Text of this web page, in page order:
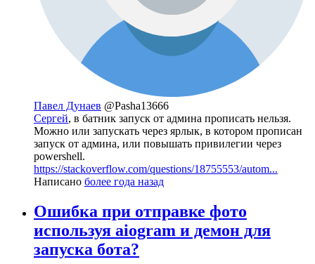
Павел Дунаев @Pasha13666
Сергей, в батник запуск от админа прописать нельзя.
Можно или запускать через ярлык, в котором прописан
запуск от админа, или повышать привилегии через
powershell.
https://stackoverflow.com/questions/18755553/autom...
Написано более года назад
Ошибка при отправке фото
используя aiogram и демон для
запуска бота?